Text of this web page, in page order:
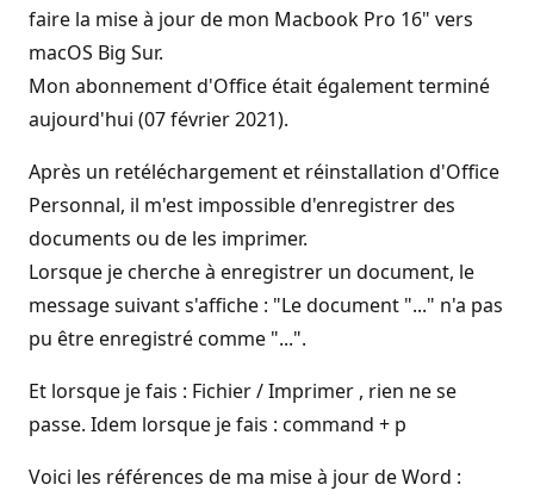
faire la mise à jour de mon Macbook Pro 16" vers
macOS Big Sur.
Mon abonnement d'Office était également terminé
aujourd'hui (07 février 2021).
Après un retéléchargement et réinstallation d'Office
Personnal, il m'est impossible d'enregistrer des
documents ou de les imprimer.
Lorsque je cherche à enregistrer un document, le
message suivant s'affiche : "Le document "..." n'a pas
pu être enregistré comme "...".
Et lorsque je fais : Fichier / Imprimer , rien ne se
passe. Idem lorsque je fais : command + p
Voici les références de ma mise à jour de Word :